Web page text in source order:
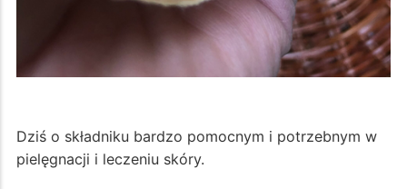
Dziś o składniku bardzo pomocnym i potrzebnym w
pielęgnacji i leczeniu skóry.